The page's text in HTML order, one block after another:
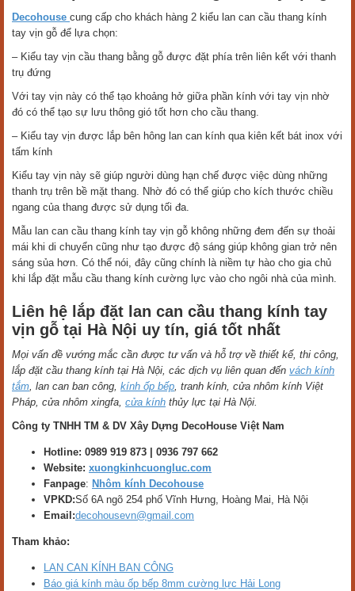
Decohouse cung cấp cho khách hàng 2 kiểu lan can cầu thang kính
tay vịn gỗ để lựa chọn:
– Kiểu tay vịn cầu thang bằng gỗ được đặt phía trên liên kết với thanh
trụ đứng
Với tay vịn này có thể tạo khoảng hở giữa phần kính với tay vịn nhờ
đó có thể tạo sự lưu thông gió tốt hơn cho cầu thang.
– Kiểu tay vịn được lắp bên hông lan can kính qua kiên kết bát inox với
tấm kính
Kiểu tay vịn này sẽ giúp người dùng hạn chế được việc dùng những
thanh trụ trên bề mặt thang. Nhờ đó có thể giúp cho kích thước chiều
ngang của thang được sử dụng tối đa.
Mẫu lan can cầu thang kính tay vịn gỗ không những đem đến sự thoải
mái khi di chuyển cũng như tạo được độ sáng giúp không gian trở nên
sáng sủa hơn. Có thể nói, đây cũng chính là niềm tự hào cho gia chủ
khi lắp đặt mẫu cầu thang kính cường lực vào cho ngôi nhà của mình.
Liên hệ lắp đặt lan can cầu thang kính tay
vịn gỗ tại Hà Nội uy tín, giá tốt nhất
Mọi vấn đề vướng mắc cần được tư vấn và hỗ trợ về thiết kế, thi công,
lắp đặt cầu thang kính tại Hà Nội, các dịch vụ liên quan đến vách kính
tắm, lan can ban công, kính ốp bếp, tranh kính, cửa nhôm kính Việt
Pháp, cửa nhôm xingfa, cửa kính thủy lực tại Hà Nội.
Công ty TNHH TM & DV Xây Dựng DecoHouse Việt Nam
Hotline: 0989 919 873 | 0936 797 662
Website: xuongkinhcuongluc.com
Fanpage: Nhôm kính Decohouse
VPKD:Số 6A ngõ 254 phố Vĩnh Hưng, Hoàng Mai, Hà Nội
Email:decohousevn@gmail.com
Tham khảo:
LAN CAN KÍNH BAN CÔNG
Báo giá kính màu ốp bếp 8mm cường lực Hải Long